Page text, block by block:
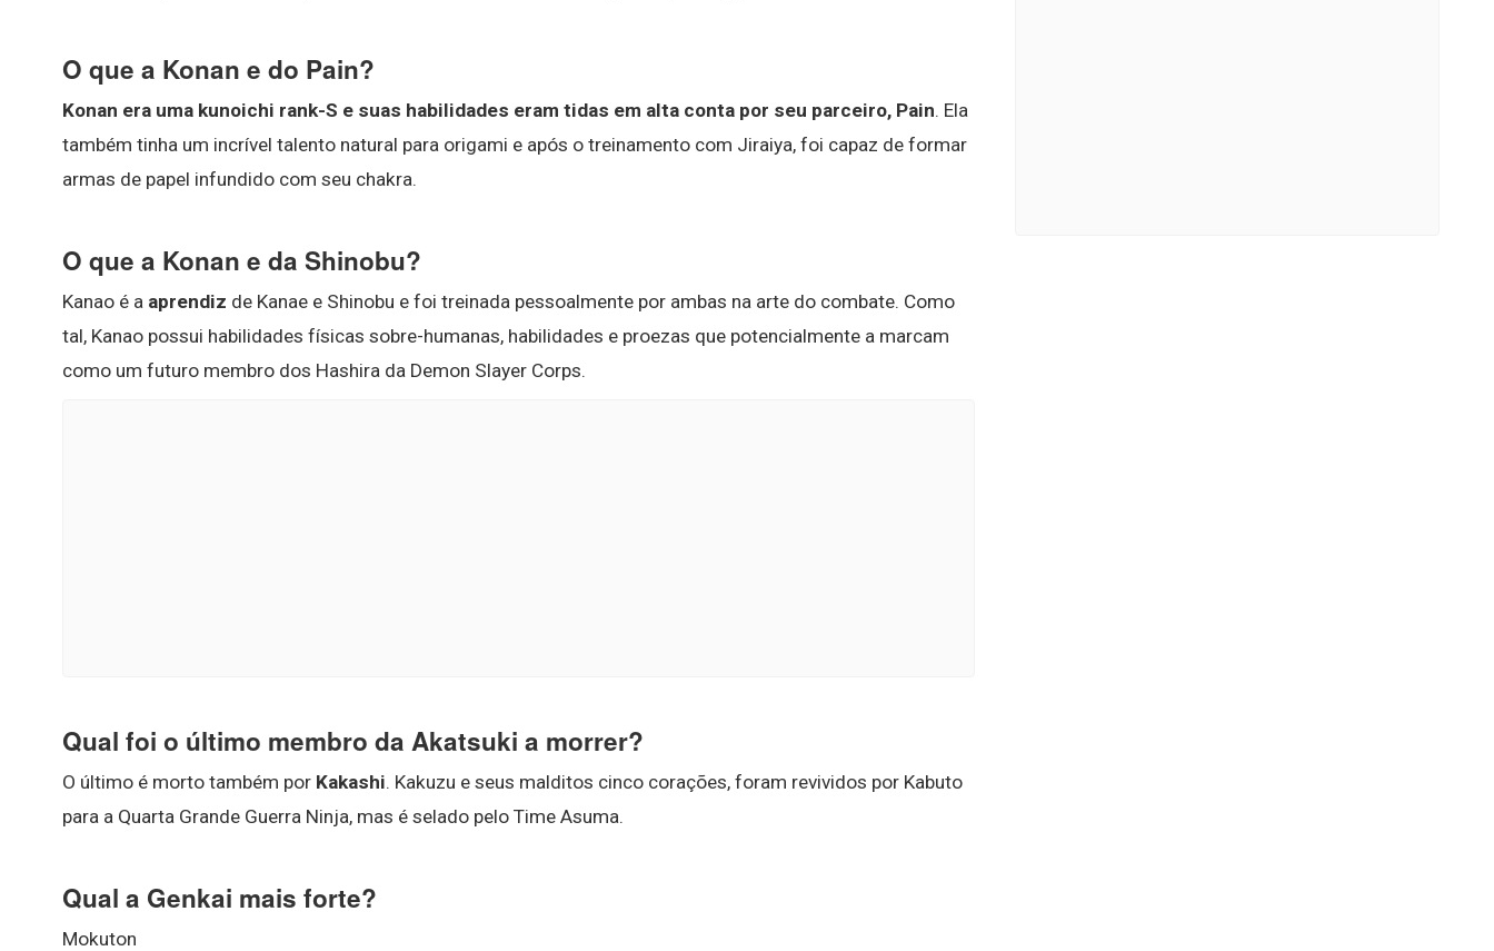
O que a Konan e do Pain?
Konan era uma kunoichi rank-S e suas habilidades eram tidas em alta conta por seu parceiro, Pain. Ela
também tinha um incrível talento natural para origami e após o treinamento com Jiraiya, foi capaz de formar
armas de papel infundido com seu chakra.
O que a Konan e da Shinobu?
Kanao é a aprendiz de Kanae e Shinobu e foi treinada pessoalmente por ambas na arte do combate. Como
tal, Kanao possui habilidades físicas sobre-humanas, habilidades e proezas que potencialmente a marcam
como um futuro membro dos Hashira da Demon Slayer Corps.
Qual foi o último membro da Akatsuki a morrer?
O último é morto também por Kakashi. Kakuzu e seus malditos cinco corações, foram revividos por Kabuto
para a Quarta Grande Guerra Ninja, mas é selado pelo Time Asuma.
Qual a Genkai mais forte?
Mokuton